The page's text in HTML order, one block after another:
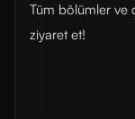
Tüm bölümler ve
ziyaret et!